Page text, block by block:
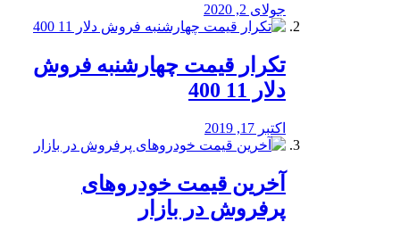
جولای 2, 2020
تکرار قیمت چهارشنبه فروش
دلار 11 400
اکتبر 17, 2019
آخرین قیمت خودرو‌های
پرفروش در بازار